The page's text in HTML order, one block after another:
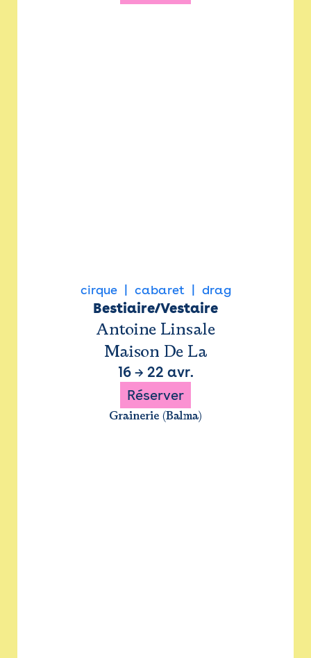
cirque cabaret drag
Bestiaire/Vestaire
Antoine Linsale
Maison De La
16→ 22 avr.
Réserver
Grainerie (Balma)